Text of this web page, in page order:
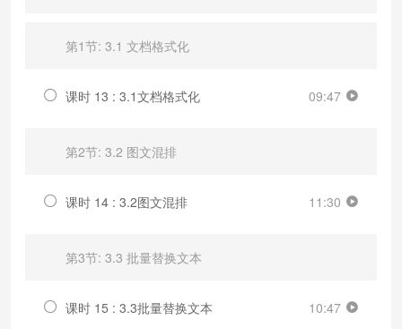
第1节: 3.1 文档格式化
课时 13 : 3.1文档格式化 09:47
第2节: 3.2 图文混排
课时 14 : 3.2图文混排 11:30
第3节: 3.3 批量替换文本
课时 15 : 3.3批量替换文本 10:47